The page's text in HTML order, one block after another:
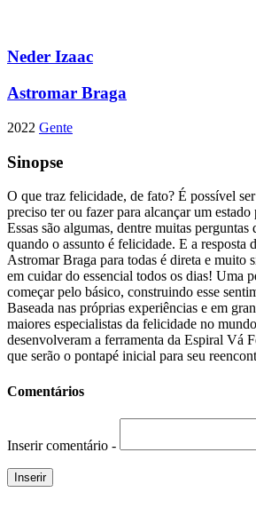
Neder Izaac
Astromar Braga
2022 Gente
Sinopse
O que traz felicidade, de fato? É possível
preciso ter ou fazer para alcançar um
Essas são algumas, dentre muitas perguntas
quando o assunto é felicidade. E a resposta
Astromar Braga para todas é direta e muito
em cuidar do essencial todos os dias! Uma
começar pelo básico, construindo esse
Baseada nas próprias experiências e em
maiores especialistas da felicidade no
desenvolveram a ferramenta da Espiral Vá
que serão o pontapé inicial para seu
Comentários
Inserir comentário -